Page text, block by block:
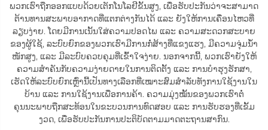
ພວກເຮົາຖືກອອກແບບດ້ວຍເຕັກໂນໂລຢີຂັ້ນສູງ, ເພື່ອຮັບປະກັນວ່າຈະສາມາດ
ຕ້ານທານສະພາບອາກາດທີ່ແຕກຕ່າງກັນໄດ້ ແລະ ຍັງໃຫ້ການເຄື່ອນໄຫວທີ່
ລຽບງ່າຍ. ໂດຍມີການເນັ້ນໃສ່ຄວາມປອດໄພ ແລະ ຄວາມສະດວກສະບາຍ
ຂອງຜູ້ໃຊ້, ລະບົບຍົກຂອງພວກເຮົາມີການກໍ່ສ້າງທີ່ແຂງແຮງ, ມີຄວາມຈຸ່ມນ້ຳ
ໜັກສູງ, ແລະ ມີລະບົບຄວບຄຸມທີ່ເຂົ້າໃຈງ່າຍ. ນອກຈາກນີ້, ພວກເຮົາຍັງໃຫ້
ຄວາມສຳຄັນກັບຄວາມງ່າຍດາຍໃນການຕິດຕັ້ງ ແລະ ການບໍາຮຸງຮັກສາ,
ເຮັດໃຫ້ລະບົບຍົກເຫຼົ່ານີ້ເປັນທາງເລືອກທີ່ເໝາະສົມສຳລັບທັງການໃຊ້ງານໃນ
ບ້ານ ແລະ ການໃຊ້ງານເພື່ອການຄ້າ. ຄວາມມຸ່ງໝັ້ນຂອງພວກເຮົາຕໍ່
ຄຸນນະພາບຖືກສະທ້ອນໃນຂະບວນການທົດສອບ ແລະ ການຮັບຮອງທີ່ເຂັ້ມ
ງວດ, ເພື່ອຮັບປະກັນການປະຕິບັດຕາມມາດຕະຖານສາກົນ.